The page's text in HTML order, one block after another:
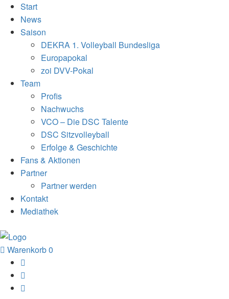
Start
News
Saison
DEKRA 1. Volleyball Bundesliga
Europapokal
zoi DVV-Pokal
Team
Profis
Nachwuchs
VCO – Die DSC Talente
DSC Sitzvolleyball
Erfolge & Geschichte
Fans & Aktionen
Partner
Partner werden
Kontakt
Mediathek
Warenkorb0